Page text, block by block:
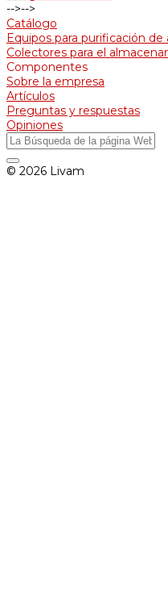
-->-->
Catálogo
Equipos para purificación de
Colectores para el
Componentes
Sobre la empresa
Artículos
Preguntas y respuestas
Opiniones
© 2026 Livam